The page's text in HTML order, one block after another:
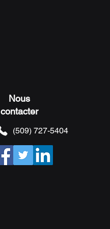
Nous
contacter
(509) 727-5404